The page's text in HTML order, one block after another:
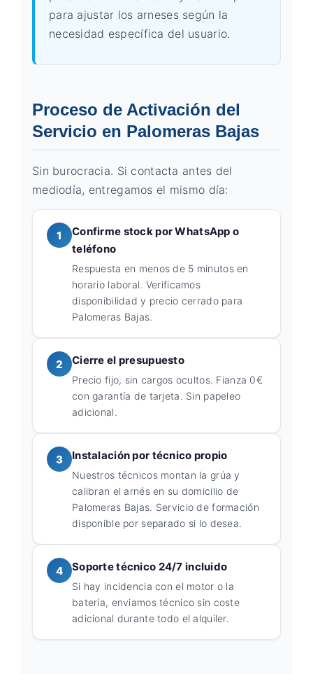
para ajustar los arneses según la
necesidad específica del usuario.
Proceso de Activación del
Servicio en Palomeras Bajas
Sin burocracia. Si contacta antes del
mediodía, entregamos el mismo día:
1
Confirme stock por WhatsApp o
teléfono
Respuesta en menos de 5 minutos en
horario laboral. Verificamos
disponibilidad y precio cerrado para
Palomeras Bajas.
2 Cierre el presupuesto
Precio fijo, sin cargos ocultos. Fianza 0€
con garantía de tarjeta. Sin papeleo
adicional.
3 Instalación por técnico propio
Nuestros técnicos montan la grúa y
calibran el arnés en su domicilio de
Palomeras Bajas. Servicio de formación
disponible por separado si lo desea.
4 Soporte técnico 24/7 incluido
Si hay incidencia con el motor o la
batería, enviamos técnico sin coste
adicional durante todo el alquiler.